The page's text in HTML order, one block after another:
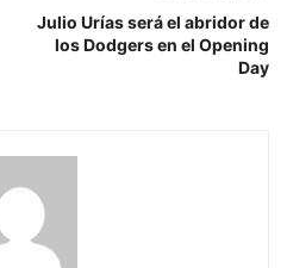
Julio Urías será el abridor de
los Dodgers en el Opening
Day